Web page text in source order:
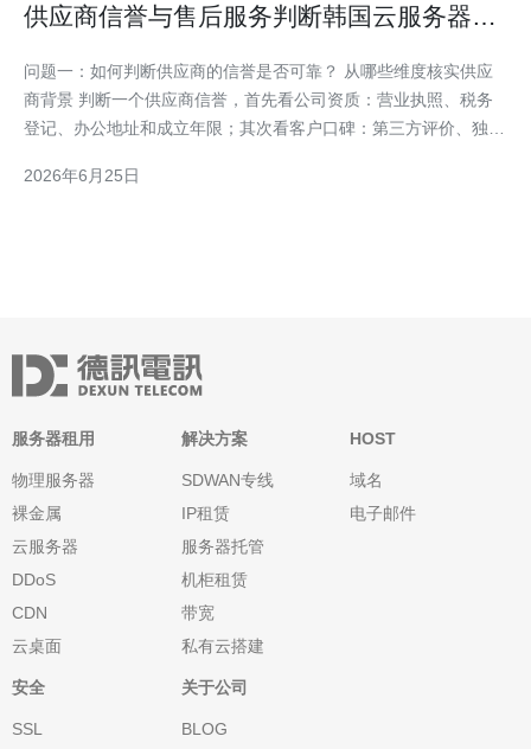
供应商信誉与售后服务判断韩国云服务器低
问题一：如何判断供应商的信誉是否可靠？ 从哪些维度核实供应
商背景 判断一个供应商信誉，首先看公司资质：营业执照、税务
登记、办公地址和成立年限；其次看客户口碑：第三方评价、独立
生态的合作是加分项。 快速核查清单（购买前必做） ① 查询工商
2026年6月25日
服务器租用
物理服务器
裸金属
云服务器
DDoS
CDN
云桌面
解决方案
SDWAN专线
IP租赁
服务器托管
机柜租赁
带宽
私有云搭建
HOST
域名
电子邮件
安全
SSL
关于公司
BLOG